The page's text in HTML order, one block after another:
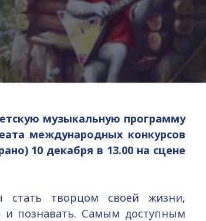
музыкальную программу
международных конкурсов
10 декабря в 13.00 на сцене
творцом своей жизни,
и познавать. Самым доступным